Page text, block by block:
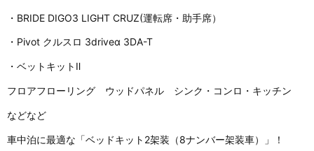
・BRIDE DIGO3 LIGHT CRUZ(運転席・助手席）
・Pivot クルスロ 3driveα 3DA-T
・ベットキットⅡ
フロアフローリング ウッドパネル シンク・コンロ・キッチン
などなど
車中泊に最適な「ベッドキット2架装（8ナンバー架装車）」！